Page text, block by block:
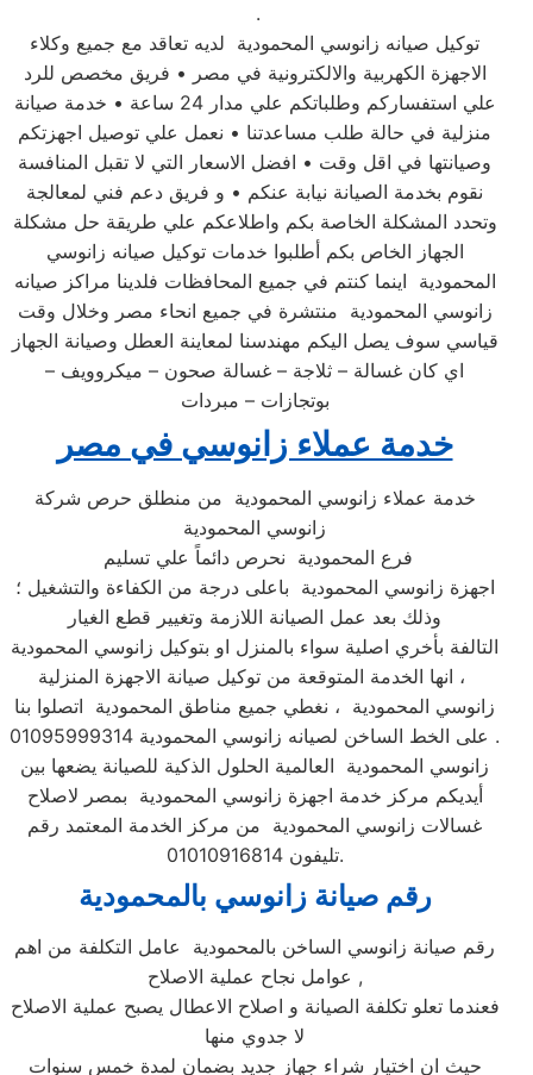
.
توكيل صيانه زانوسي المحمودية لديه تعاقد مع جميع وكلاء
الاجهزة الكهربية والالكترونية في مصر • فريق مخصص للرد
علي استفساركم وطلباتكم علي مدار 24 ساعة • خدمة صيانة
منزلية في حالة طلب مساعدتنا • نعمل علي توصيل اجهزتكم
وصيانتها في اقل وقت • افضل الاسعار التي لا تقبل المنافسة
نقوم بخدمة الصيانة نيابة عنكم • و فريق دعم فني لمعالجة
وتحدد المشكلة الخاصة بكم واطلاعكم علي طريقة حل مشكلة
الجهاز الخاص بكم أطلبوا خدمات توكيل صيانه زانوسي
المحمودية اينما كنتم في جميع المحافظات فلدينا مراكز صيانه
زانوسي المحمودية منتشرة في جميع انحاء مصر وخلال وقت
قياسي سوف يصل اليكم مهندسنا لمعاينة العطل وصيانة الجهاز
اي كان غسالة – ثلاجة – غسالة صحون – ميكروويف –
بوتجازات – مبردات
خدمة عملاء زانوسي في مصر
خدمة عملاء زانوسي المحمودية من منطلق حرص شركة
زانوسي المحمودية
فرع المحمودية نحرص دائماً علي تسليم
اجهزة زانوسي المحمودية باعلى درجة من الكفاءة والتشغيل ؛
وذلك بعد عمل الصيانة اللازمة وتغيير قطع الغيار
التالفة بأخري اصلية سواء بالمنزل او بتوكيل زانوسي المحمودية
، انها الخدمة المتوقعة من توكيل صيانة الاجهزة المنزلية
زانوسي المحمودية ، نغطي جميع مناطق المحمودية اتصلوا بنا
على الخط الساخن لصيانه زانوسي المحمودية 01095999314 .
زانوسي المحمودية العالمية الحلول الذكية للصيانة يضعها بين
أيديكم مركز خدمة اجهزة زانوسي المحمودية بمصر لاصلاح
غسالات زانوسي المحمودية من مركز الخدمة المعتمد رقم
تليفون 01010916814.
رقم صيانة زانوسي بالمحمودية
رقم صيانة زانوسي الساخن بالمحمودية عامل التكلفة من اهم
عوامل نجاح عملية الاصلاح ,
فعندما تعلو تكلفة الصيانة و اصلاح الاعطال يصبح عملية الاصلاح
لا جدوي منها
حيث ان اختيار شراء جهاز جديد بضمان لمدة خمس سنوات